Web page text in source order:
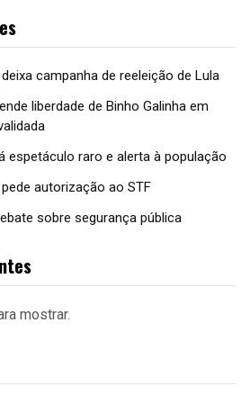
campanha de reeleição de Lula
liberdade de Binho Galinha em
espetáculo raro e alerta à população
autorização ao STF
sobre segurança pública
mostrar.